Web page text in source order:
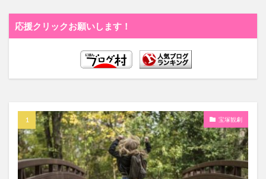
応援クリックお願いします！
宝塚観劇